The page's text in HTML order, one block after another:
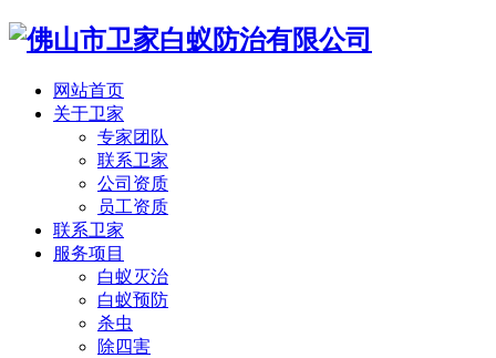
网站首页
关于卫家
专家团队
联系卫家
公司资质
员工资质
联系卫家
服务项目
白蚁灭治
白蚁预防
杀虫
除四害